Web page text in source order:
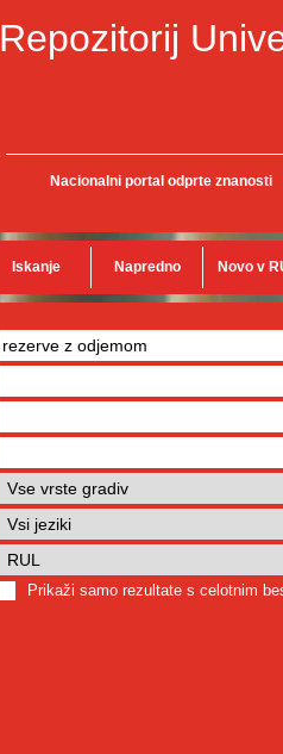
Repozitorij
Nacionalni portal odprte znanosti
Iskanje Napredno Novo v
Prikaži samo rezultate s celotnim